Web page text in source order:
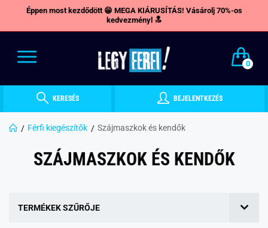
Éppen most kezdődött 😁 MEGA KIÁRUSÍTÁS! Vásárolj 70%-os
kedvezményl 🔝
0
KERESÉS BEJELENTKEZÉS
Férfi kiegészítők Szájmaszkok és kendők
SZÁJMASZKOK ÉS KENDŐK
TERMÉKEK SZŰRŐJE